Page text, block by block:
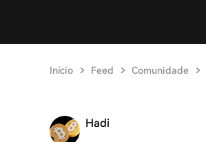
Início Feed Comunidade
Hadi